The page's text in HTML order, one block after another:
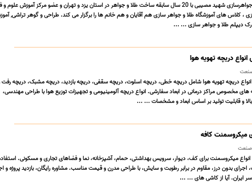
آموزشگاه طلا و جواهرسازی شهید مصیبی با 20 سال سابقه ساخت طلا و جواهر در استان یزد و تهران و عضو مرکز آموزش علوم
، کلاس هاى آموزشگاه طلا و جواهر سازى هم آقایان و هم خانم ها را برگزار می کند. طراحى و گوهر تراشی,
دیپلم طلا و جواهر سازی ... ...
دریچه تهویه هوا
دریچه تهویه هوا شامل دریچه خطی، دریچه اسلوت، دریچه سقفی، دریچه بازدید، دریچه مشبک، دریچه رفت
مخصوص مراکز درمانی در ابعاد سفارشی. انواع دریچه آلومینیومی و تجهیزات توزیع هوا با طراحی مهندسی،
و قابلیت تولید بر اساس ابعاد و مشخصات ... ...
میکروسمنت کافه
میکروسمنت برای کف، دیوار، سرویس بهداشتی، حمام، آشپزخانه، نما و فضاهای تجاری و مسکونی.
اجرای بدون درز، مقاوم در برابر رطوبت و سایش، با طراحی مدرن و قیمت مناسب. مشاوره رایگان، بازدید پروژه و
ایران. آیا از کاشی های ... ...